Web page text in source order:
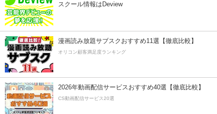
スクール情報はDeview
漫画読み放題サブスクおすすめ11選【徹底比較】
オリコン顧客満足度ランキング
2026年動画配信サービスおすすめ40選【徹底比較】
CS動画配信サービス20選